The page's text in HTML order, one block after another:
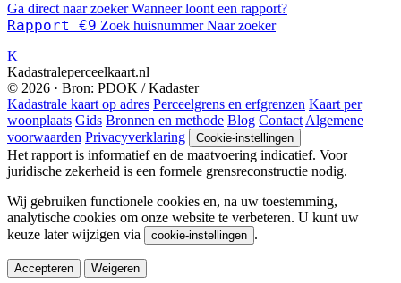
Ga direct naar zoekerWanneer loont een rapport?
Rapport €9 Zoek huisnummer Naar zoeker
K
Kadastraleperceelkaart.nl
© 2026 · Bron: PDOK / Kadaster
Kadastrale kaart op adres Perceelgrens en erfgrenzen Kaart per
woonplaats Gids Bronnen en methode Blog Contact Algemene
voorwaarden Privacyverklaring Cookie-instellingen
Het rapport is informatief en de maatvoering indicatief. Voor
juridische zekerheid is een formele grensreconstructie nodig.
Wij gebruiken functionele cookies en, na uw toestemming,
analytische cookies om onze website te verbeteren. U kunt uw
keuze later wijzigen via
cookie-instellingen .
Accepteren Weigeren